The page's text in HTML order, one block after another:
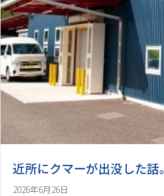
近所にクマーが出没した話。
2026年6月26日